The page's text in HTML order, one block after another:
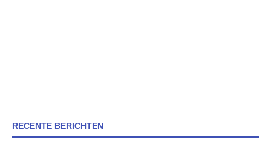
RECENTE BERICHTEN